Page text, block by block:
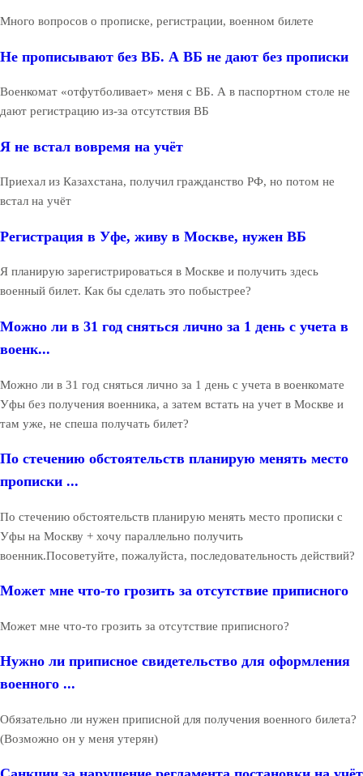
Много вопросов о прописке, регистрации, военном билете
Не прописывают без ВБ. А ВБ не дают без прописки
Военкомат «отфутболивает» меня с ВБ. А в паспортном столе не
дают регистрацию из-за отсутствия ВБ
Я не встал вовремя на учёт
Приехал из Казахстана, получил гражданство РФ, но потом не
встал на учёт
Регистрация в Уфе, живу в Москве, нужен ВБ
Я планирую зарегистрироваться в Москве и получить здесь
военный билет. Как бы сделать это побыстрее?
Можно ли в 31 год сняться лично за 1 день с учета в
военк...
Можно ли в 31 год сняться лично за 1 день с учета в военкомате
Уфы без получения военника, а затем встать на учет в Москве и
там уже, не спеша получать билет?
По стечению обстоятельств планирую менять место
прописки ...
По стечению обстоятельств планирую менять место прописки с
Уфы на Москву + хочу параллельно получить
военник.Посоветуйте, пожалуйста, последовательность действий?
Может мне что-то грозить за отсутствие приписного
Может мне что-то грозить за отсутствие приписного?
Нужно ли приписное свидетельство для оформления
военного ...
Обязательно ли нужен приписной для получения военного билета?
(Возможно он у меня утерян)